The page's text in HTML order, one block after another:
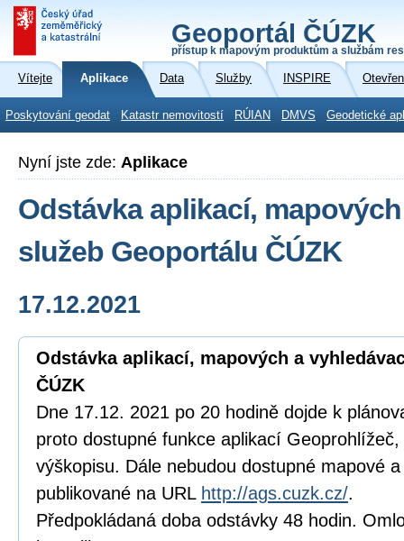
Geoportál ČÚZK
přístup k mapovým produktům a službám
Vítejte Aplikace Data Služby INSPIRE
Poskytování geodat Katastr nemovitostí RÚIAN DMVS Geodetické
Nyní jste zde: Aplikace
Odstávka aplikací,
služeb Geoportálu ČÚZK
17.12.2021
Odstávka aplikací, mapových a
ČÚZK
Dne 17.12. 2021 po 20 hodině dojde k
proto dostupné funkce aplikací Geoprohlížeč,
výškopisu. Dále nebudou dostupné mapové
publikované na URL http://ags.cuzk.cz/.
Předpokládaná doba odstávky 48 hodin.